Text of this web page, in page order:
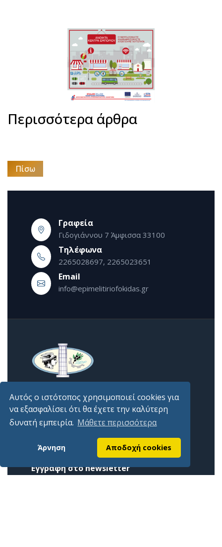
Αυτός ο ιστότοπος χρησιμοποιεί cookies για
να εξασφαλίσει ότι θα έχετε την καλύτερη
δυνατή εμπειρία. Μάθετε περισσότερα
Άρνηση Αποδοχή cookies
Περισσότερα άρθρα
Πίσω
Γραφεία
Γιδογιάννου 7 Άμφισσα 33100
Τηλέφωνα
2265028697, 2265023651
Εmail
info@epimelitiriofokidas.gr
Επίσημη ιστοσελίδα Επιμελητηρίου Φωκίδος
Χρήσιμοι Σύνδεσμοι
Επικοινωνία
Εγγραφή στο newsletter